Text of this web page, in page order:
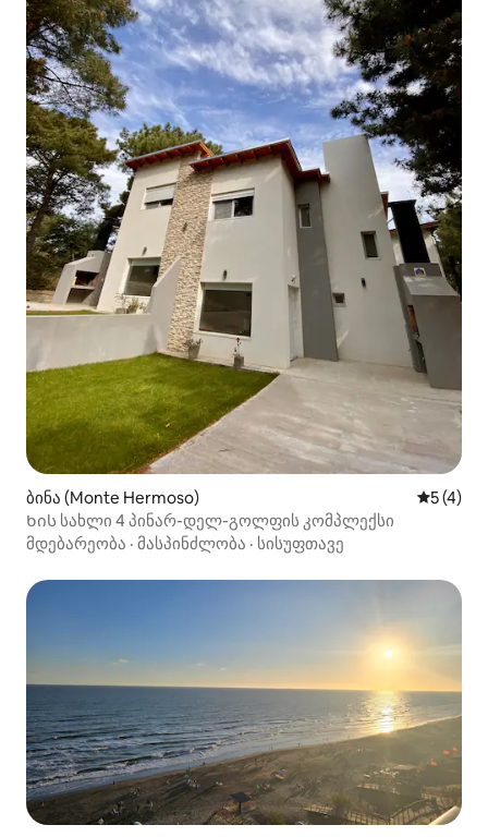
ბინა (Monte Hermoso)
5 (4)
Ხის სახლი 4 პინარ-დელ-გოლფის კომპლექსი
მდებარეობა · მასპინძლობა · სისუფთავე